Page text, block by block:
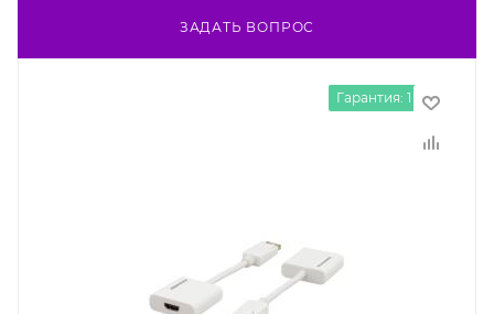
ЗАДАТЬ ВОПРОС
Гарантия: 1 год